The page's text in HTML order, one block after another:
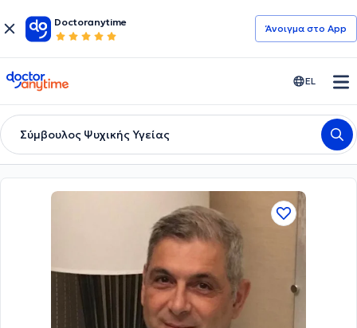
Doctoranytime
Άνοιγμα στο App
doctoranytime EL
Σύμβουλος Ψυχικής Υγείας